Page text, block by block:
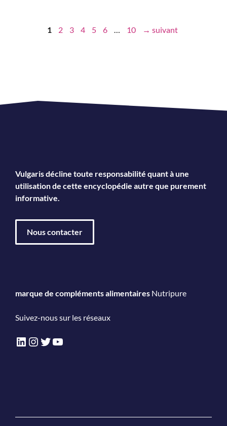
Page
1 Page
2 Page
3 Page
4 Page
5 Page
6 Page
10 → suivant
Vulgaris décline toute responsabilité quant à une
utilisation de cette encyclopédie autre que purement
informative.
Nous contacter
marque de compléments alimentaires Nutripure
Suivez-nous sur les réseaux
LinkedIn
Instagram
Twitter
YouTube